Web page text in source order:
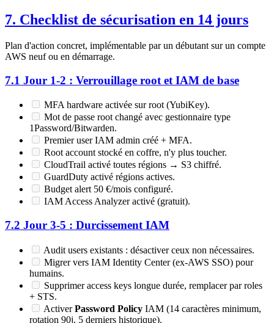
7. Checklist de sécurisation en 14 jours
Plan d'action concret, implémentable par un débutant sur un compte
AWS neuf ou en démarrage.
7.1 Jour 1-2 : Verrouillage root et IAM de base
MFA hardware activée sur root (YubiKey).
Mot de passe root changé avec gestionnaire type
1Password/Bitwarden.
Premier user IAM admin créé + MFA.
Root account stocké en coffre, n'y plus toucher.
CloudTrail activé toutes régions → S3 chiffré.
GuardDuty activé régions actives.
Budget alert 50 €/mois configuré.
IAM Access Analyzer activé (gratuit).
7.2 Jour 3-5 : Durcissement IAM
Audit users existants : désactiver ceux non nécessaires.
Migrer vers IAM Identity Center (ex-AWS SSO) pour
humains.
Supprimer access keys longue durée, remplacer par roles
+ STS.
ActiverPassword Policy IAM (14 caractères minimum,
rotation 90j, 5 derniers historique).